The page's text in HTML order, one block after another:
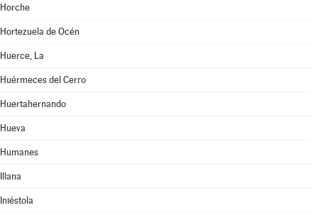
Horche
Hortezuela de Océn
Huerce, La
Huérmeces del Cerro
Huertahernando
Hueva
Humanes
Illana
Iniéstola